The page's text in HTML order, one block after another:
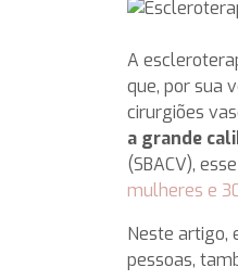
A
que, por sua
cirurgiões
a grande
(SBACV),
mulheres e
Neste artigo,
pessoas,